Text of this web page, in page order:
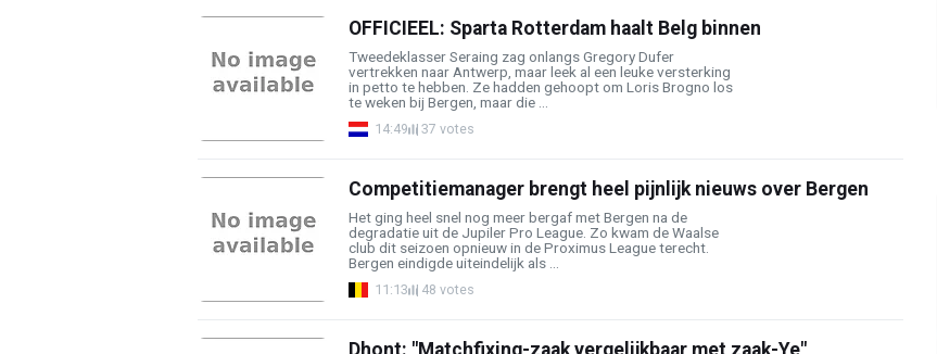
OFFICIEEL: Sparta Rotterdam haalt Belg binnen
Tweedeklasser Seraing zag onlangs Gregory Dufer
vertrekken naar Antwerp, maar leek al een leuke versterking
in petto te hebben. Ze hadden gehoopt om Loris Brogno los
te weken bij Bergen, maar die ...
14:49 37 votes
Competitiemanager brengt heel pijnlijk nieuws over Bergen
Het ging heel snel nog meer bergaf met Bergen na de
degradatie uit de Jupiler Pro League. Zo kwam de Waalse
club dit seizoen opnieuw in de Proximus League terecht.
Bergen eindigde uiteindelijk als ...
11:13 48 votes
Dhont: "Matchfixing-zaak vergelijkbaar met zaak-Ye"